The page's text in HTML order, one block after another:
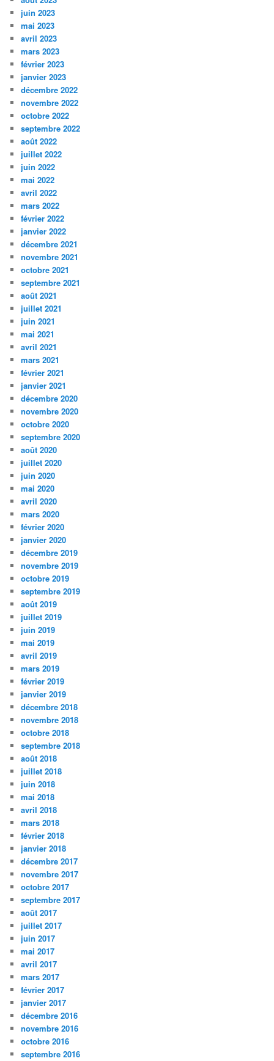
juin 2023
mai 2023
avril 2023
mars 2023
février 2023
janvier 2023
décembre 2022
novembre 2022
octobre 2022
septembre 2022
août 2022
juillet 2022
juin 2022
mai 2022
avril 2022
mars 2022
février 2022
janvier 2022
décembre 2021
novembre 2021
octobre 2021
septembre 2021
août 2021
juillet 2021
juin 2021
mai 2021
avril 2021
mars 2021
février 2021
janvier 2021
décembre 2020
novembre 2020
octobre 2020
septembre 2020
août 2020
juillet 2020
juin 2020
mai 2020
avril 2020
mars 2020
février 2020
janvier 2020
décembre 2019
novembre 2019
octobre 2019
septembre 2019
août 2019
juillet 2019
juin 2019
mai 2019
avril 2019
mars 2019
février 2019
janvier 2019
décembre 2018
novembre 2018
octobre 2018
septembre 2018
août 2018
juillet 2018
juin 2018
mai 2018
avril 2018
mars 2018
février 2018
janvier 2018
décembre 2017
novembre 2017
octobre 2017
septembre 2017
août 2017
juillet 2017
juin 2017
mai 2017
avril 2017
mars 2017
février 2017
janvier 2017
décembre 2016
novembre 2016
octobre 2016
septembre 2016